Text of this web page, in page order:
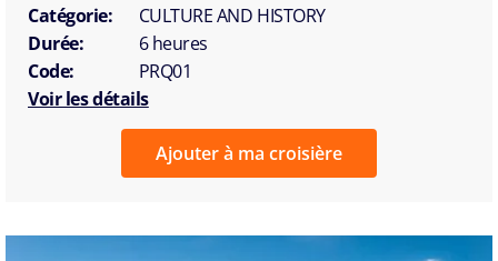
Catégorie:
CULTURE AND HISTORY
Durée:
6 heures
Code:
PRQ01
Voir les détails
Ajouter à ma croisière